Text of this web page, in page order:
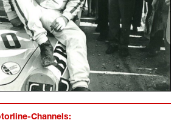
Channels: